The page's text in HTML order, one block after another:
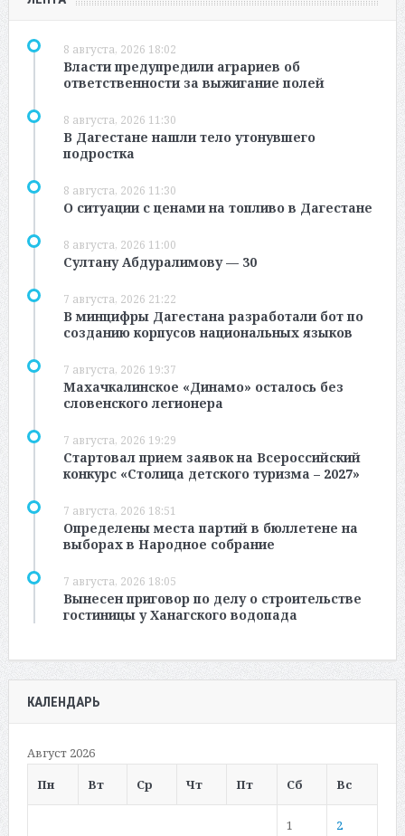
8 августа, 2026 18:02
Власти предупредили аграриев об
ответственности за выжигание полей
8 августа, 2026 11:30
В Дагестане нашли тело утонувшего
подростка
8 августа, 2026 11:30
О ситуации с ценами на топливо в Дагестане
8 августа, 2026 11:00
Султану Абдуралимову — 30
7 августа, 2026 21:22
В минцифры Дагестана разработали бот по
созданию корпусов национальных языков
7 августа, 2026 19:37
Махачкалинское «Динамо» осталось без
словенского легионера
7 августа, 2026 19:29
Стартовал прием заявок на Всероссийский
конкурс «Столица детского туризма – 2027»
7 августа, 2026 18:51
Определены места партий в бюллетене на
выборах в Народное собрание
7 августа, 2026 18:05
Вынесен приговор по делу о строительстве
гостиницы у Ханагского водопада
КАЛЕНДАРЬ
Август 2026
Пн
Вт Ср Чт Пт Сб Вс
1 2